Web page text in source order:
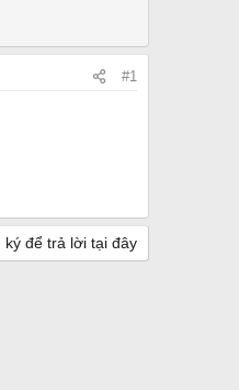
#1
để trả lời tại đây